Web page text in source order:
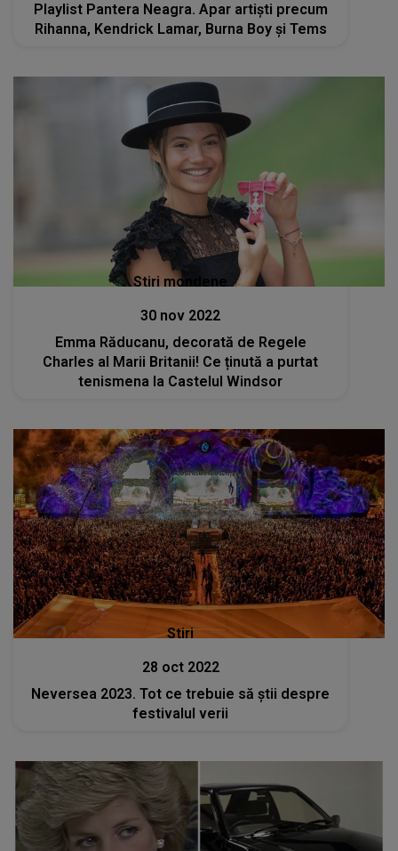
Playlist Pantera Neagra. Apar artiști precum
Rihanna, Kendrick Lamar, Burna Boy și Tems
Stiri mondene
30 nov 2022
Emma Răducanu, decorată de Regele
Charles al Marii Britanii! Ce ținută a purtat
tenismena la Castelul Windsor
Stiri
28 oct 2022
Neversea 2023. Tot ce trebuie să știi despre
festivalul verii